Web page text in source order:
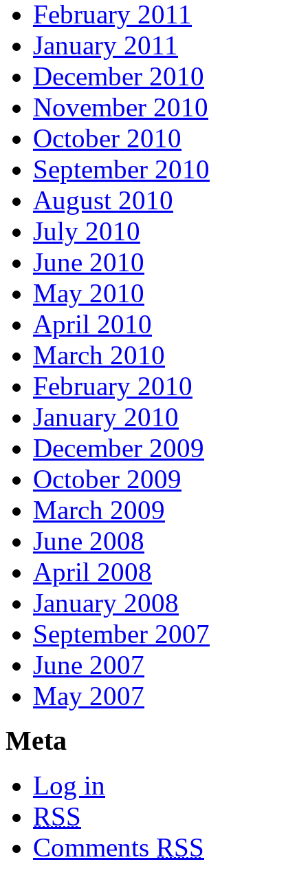
February 2011
January 2011
December 2010
November 2010
October 2010
September 2010
August 2010
July 2010
June 2010
May 2010
April 2010
March 2010
February 2010
January 2010
December 2009
October 2009
March 2009
June 2008
April 2008
January 2008
September 2007
June 2007
May 2007
Meta
Log in
RSS
Comments RSS